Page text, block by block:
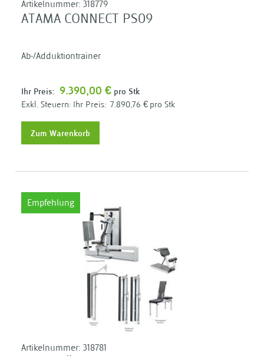
Artikelnummer: 318779
ATAMA CONNECT PS09
Ab-/Adduktiontrainer
Ihr Preis: 9.390,00 € pro Stk
Ihr Preis: 7.890,76 € pro Stk
Zum Warenkorb
Empfehlung
Artikelnummer: 318781